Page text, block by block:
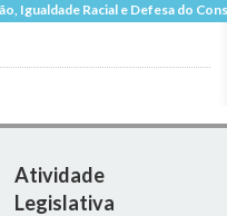
Igualdade Racial e Defesa do
Atividade
Legislativa